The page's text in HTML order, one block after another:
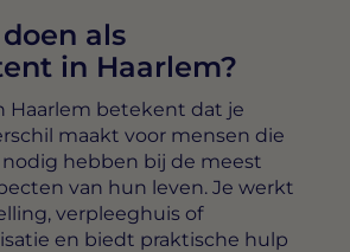
als
in Haarlem?
Haarlem betekent dat je
maakt voor mensen die
hebben bij de meest
van hun leven. Je werkt
verpleeghuis of
en biedt praktische hulp